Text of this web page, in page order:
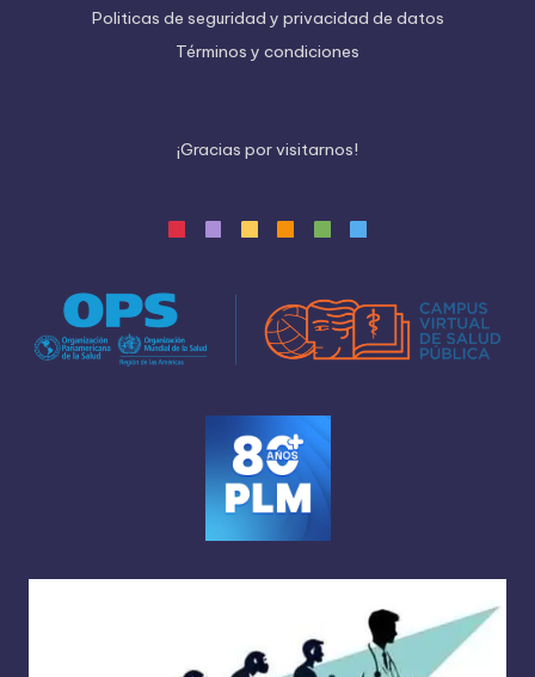
Politicas de seguridad y privacidad de datos
Términos y condiciones
¡Gracias porvisitarnos!